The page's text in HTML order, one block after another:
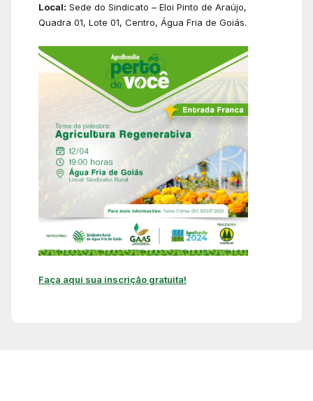
Local: Sede do Sindicato – Eloi Pinto de Araújo,
Quadra 01, Lote 01, Centro, Água Fria de Goiás.
Faça aqui sua inscrição gratuita!